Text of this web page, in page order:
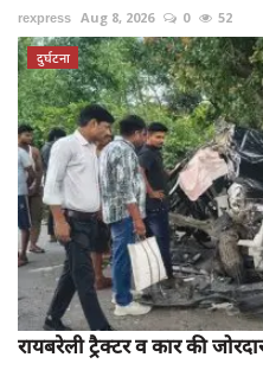
rexpress Aug 8, 2026 0 52
दुर्घटना
रायबरेली ट्रैक्टर व कार की